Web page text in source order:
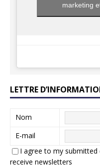
marketing
LETTRE
Nom
E-mail
I agree to my
receive newsletters